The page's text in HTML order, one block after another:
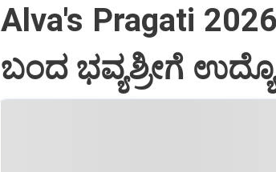
Alva's Pragati
ಬಂದ ಭವ್ಯಶ್ರೀಗೆ